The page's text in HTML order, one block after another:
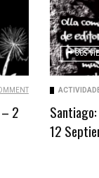
2
305
Santiago:
12